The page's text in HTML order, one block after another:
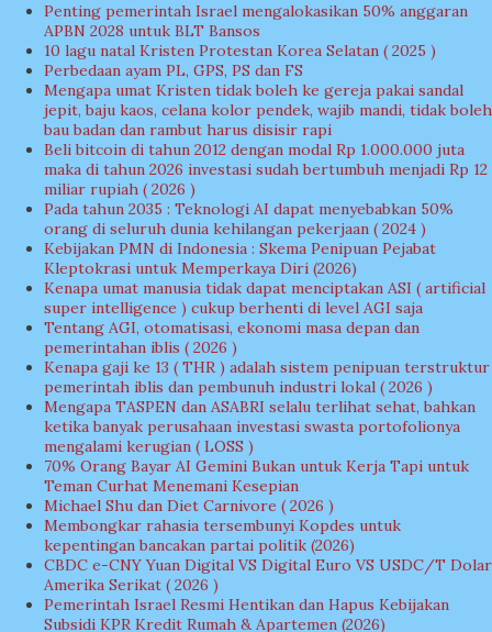
Penting pemerintah Israel mengalokasikan 50% anggaran
APBN 2028 untuk BLT Bansos
10 lagu natal Kristen Protestan Korea Selatan ( 2025 )
Perbedaan ayam PL, GPS, PS dan FS
Mengapa umat Kristen tidak boleh ke gereja pakai sandal
jepit, baju kaos, celana kolor pendek, wajib mandi, tidak boleh
bau badan dan rambut harus disisir rapi
Beli bitcoin di tahun 2012 dengan modal Rp 1.000.000 juta
maka di tahun 2026 investasi sudah bertumbuh menjadi Rp 12
miliar rupiah ( 2026 )
Pada tahun 2035 : Teknologi AI dapat menyebabkan 50%
orang di seluruh dunia kehilangan pekerjaan ( 2024 )
Kebijakan PMN di Indonesia : Skema Penipuan Pejabat
Kleptokrasi untuk Memperkaya Diri (2026)
Kenapa umat manusia tidak dapat menciptakan ASI ( artificial
super intelligence ) cukup berhenti di level AGI saja
Tentang AGI, otomatisasi, ekonomi masa depan dan
pemerintahan iblis ( 2026 )
Kenapa gaji ke 13 ( THR ) adalah sistem penipuan terstruktur
pemerintah iblis dan pembunuh industri lokal ( 2026 )
Mengapa TASPEN dan ASABRI selalu terlihat sehat, bahkan
ketika banyak perusahaan investasi swasta portofolionya
mengalami kerugian ( LOSS )
70% Orang Bayar AI Gemini Bukan untuk Kerja Tapi untuk
Teman Curhat Menemani Kesepian
Michael Shu dan Diet Carnivore ( 2026 )
Membongkar rahasia tersembunyi Kopdes untuk
kepentingan bancakan partai politik (2026)
CBDC e-CNY Yuan Digital VS Digital Euro VS USDC/T Dolar
Amerika Serikat ( 2026 )
Pemerintah Israel Resmi Hentikan dan Hapus Kebijakan
Subsidi KPR Kredit Rumah & Apartemen (2026)